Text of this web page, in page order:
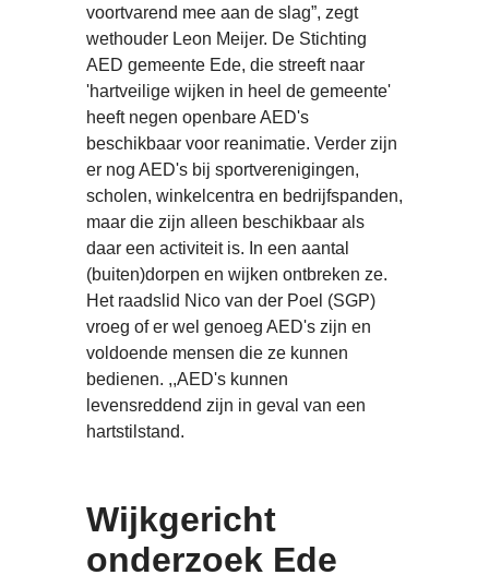
voortvarend mee aan de slag”, zegt
wethouder Leon Meijer. De Stichting
AED gemeente Ede, die streeft naar
'hartveilige wijken in heel de gemeente'
heeft negen openbare AED's
beschikbaar voor reanimatie. Verder zijn
er nog AED's bij sportverenigingen,
scholen, winkelcentra en bedrijfspanden,
maar die zijn alleen beschikbaar als
daar een activiteit is. In een aantal
(buiten)dorpen en wijken ontbreken ze.
Het raadslid Nico van der Poel (SGP)
vroeg of er wel genoeg AED's zijn en
voldoende mensen die ze kunnen
bedienen. ,,AED's kunnen
levensreddend zijn in geval van een
hartstilstand.
Wijkgericht
onderzoek Ede